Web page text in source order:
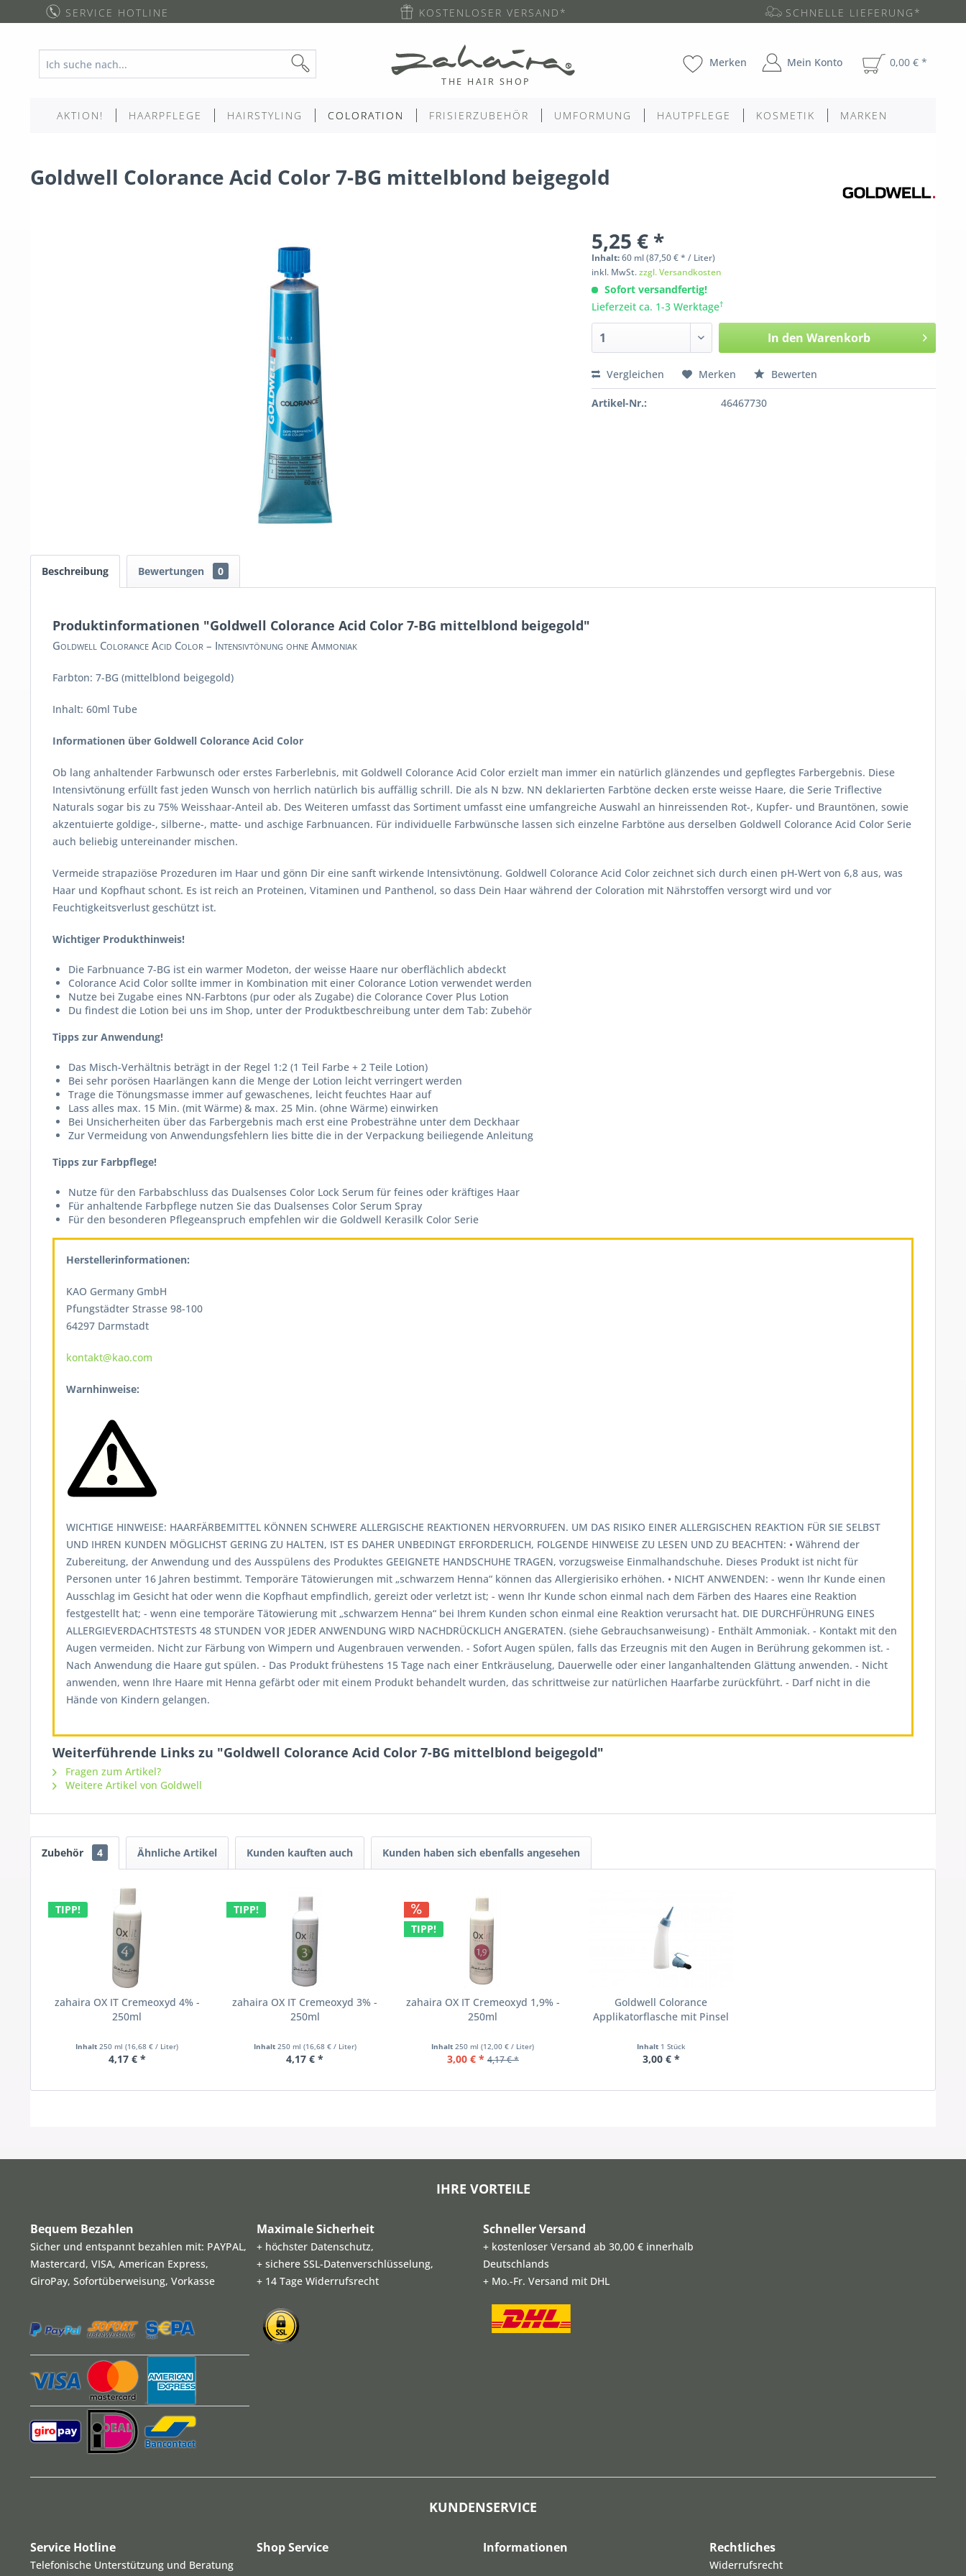
SERVICE HOTLINE KOSTENLOSER VERSAND* SCHNELLE LIEFERUNG*
Merken Mein Konto 0,00 € *
AKTION! HAARPFLEGE HAIRSTYLING COLORATION FRISIERZUBEHÖR UMFORMUNG HAUTPFLEGE KOSMETIK MARKEN
Goldwell Colorance Acid Color 7-BG mittelblond beigegold
5,25 € *
Inhalt:60 ml(87,50 € * / Liter)
inkl. MwSt.zzgl. Versandkosten
Sofort versandfertig!
Lieferzeit ca. 1-3 Werktage†
In den Warenkorb
Vergleichen Merken Bewerten
Artikel-Nr.: 46467730
Beschreibung Bewertungen 0
Produktinformationen "Goldwell Colorance Acid Color 7-BG mittelblond beigegold"
Goldwell Colorance Acid Color – Intensivtönung ohne Ammoniak
Farbton: 7-BG (mittelblond beigegold)
Inhalt: 60ml Tube
Informationen über Goldwell Colorance Acid Color
Ob lang anhaltender Farbwunsch oder erstes Farberlebnis, mit Goldwell Colorance Acid Color erzielt man immer ein natürlich glänzendes und gepflegtes Farbergebnis. Diese
Intensivtönung erfüllt fast jeden Wunsch von herrlich natürlich bis auffällig schrill. Die als N bzw. NN deklarierten Farbtöne decken erste weisse Haare, die Serie Triflective
Naturals sogar bis zu 75% Weisshaar-Anteil ab. Des Weiteren umfasst das Sortiment umfasst eine umfangreiche Auswahl an hinreissenden Rot-, Kupfer- und Brauntönen, sowie
akzentuierte goldige-, silberne-, matte- und aschige Farbnuancen. Für individuelle Farbwünsche lassen sich einzelne Farbtöne aus derselben Goldwell Colorance Acid Color Serie
auch beliebig untereinander mischen.
Vermeide strapaziöse Prozeduren im Haar und gönn Dir eine sanft wirkende Intensivtönung. Goldwell Colorance Acid Color zeichnet sich durch einen pH-Wert von 6,8 aus, was
Haar und Kopfhaut schont. Es ist reich an Proteinen, Vitaminen und Panthenol, so dass Dein Haar während der Coloration mit Nährstoffen versorgt wird und vor
Feuchtigkeitsverlust geschützt ist.
Wichtiger Produkthinweis!
Die Farbnuance 7-BG ist ein warmer Modeton, der weisse Haare nur oberflächlich abdeckt
Colorance Acid Color sollte immer in Kombination mit einer Colorance Lotion verwendet werden
Nutze bei Zugabe eines NN-Farbtons (pur oder als Zugabe) die Colorance Cover Plus Lotion
Du findest die Lotion bei uns im Shop, unter der Produktbeschreibung unter dem Tab: Zubehör
Tipps zur Anwendung!
Das Misch-Verhältnis beträgt in der Regel 1:2 (1 Teil Farbe + 2 Teile Lotion)
Bei sehr porösen Haarlängen kann die Menge der Lotion leicht verringert werden
Trage die Tönungsmasse immer auf gewaschenes, leicht feuchtes Haar auf
Lass alles max. 15 Min. (mit Wärme) & max. 25 Min. (ohne Wärme) einwirken
Bei Unsicherheiten über das Farbergebnis mach erst eine Probesträhne unter dem Deckhaar
Zur Vermeidung von Anwendungsfehlern lies bitte die in der Verpackung beiliegende Anleitung
Tipps zur Farbpflege!
Nutze für den Farbabschluss das Dualsenses Color Lock Serum für feines oder kräftiges Haar
Für anhaltende Farbpflege nutzen Sie das Dualsenses Color Serum Spray
Für den besonderen Pflegeanspruch empfehlen wir die Goldwell Kerasilk Color Serie
Herstellerinformationen:
KAO Germany GmbH
Pfungstädter Strasse 98-100
64297 Darmstadt
kontakt@kao.com
Warnhinweise:
WICHTIGE HINWEISE: HAARFÄRBEMITTEL KÖNNEN SCHWERE ALLERGISCHE REAKTIONEN HERVORRUFEN. UM DAS RISIKO EINER ALLERGISCHEN REAKTION FÜR SIE SELBST
UND IHREN KUNDEN MÖGLICHST GERING ZU HALTEN, IST ES DAHER UNBEDINGT ERFORDERLICH, FOLGENDE HINWEISE ZU LESEN UND ZU BEACHTEN: • Während der
Zubereitung, der Anwendung und des Ausspülens des Produktes GEEIGNETE HANDSCHUHE TRAGEN, vorzugsweise Einmalhandschuhe. Dieses Produkt ist nicht für
Personen unter 16 Jahren bestimmt. Temporäre Tätowierungen mit „schwarzem Henna“ können das Allergierisiko erhöhen. • NICHT ANWENDEN: - wenn Ihr Kunde einen
Ausschlag im Gesicht hat oder wenn die Kopfhaut empfindlich, gereizt oder verletzt ist; - wenn Ihr Kunde schon einmal nach dem Färben des Haares eine Reaktion
festgestellt hat; - wenn eine temporäre Tätowierung mit „schwarzem Henna“ bei Ihrem Kunden schon einmal eine Reaktion verursacht hat. DIE DURCHFÜHRUNG EINES
ALLERGIEVERDACHTSTESTS 48 STUNDEN VOR JEDER ANWENDUNG WIRD NACHDRÜCKLICH ANGERATEN. (siehe Gebrauchsanweisung) - Enthält Ammoniak. - Kontakt mit den
Augen vermeiden. Nicht zur Färbung von Wimpern und Augenbrauen verwenden. - Sofort Augen spülen, falls das Erzeugnis mit den Augen in Berührung gekommen ist. -
Nach Anwendung die Haare gut spülen. - Das Produkt frühestens 15 Tage nach einer Entkräuselung, Dauerwelle oder einer langanhaltenden Glättung anwenden. - Nicht
anwenden, wenn Ihre Haare mit Henna gefärbt oder mit einem Produkt behandelt wurden, das schrittweise zur natürlichen Haarfarbe zurückführt. - Darf nicht in die
Hände von Kindern gelangen.
Weiterführende Links zu "Goldwell Colorance Acid Color 7-BG mittelblond beigegold"
Fragen zum Artikel?
Weitere Artikel von Goldwell
Zubehör 4 Ähnliche Artikel Kunden kauften auch Kunden haben sich ebenfalls angesehen
TIPP!
zahaira OX IT Cremeoxyd 4% -
250ml
Inhalt250 ml(16,68 € / Liter)
4,17 € *
TIPP!
zahaira OX IT Cremeoxyd 3% -
250ml
Inhalt 250 ml (16,68 € / Liter)
4,17 € *
TIPP!
zahaira OX IT Cremeoxyd 1,9% -
250ml
Inhalt250 ml(12,00 € / Liter)
3,00 € * 4,17 € *
Goldwell Colorance
Applikatorflasche mit Pinsel
Inhalt 1 Stück
3,00 € *
IHRE VORTEILE
Bequem Bezahlen
Sicher und entspannt bezahlen mit: PAYPAL,
Mastercard, VISA, American Express,
GiroPay, Sofortüberweisung, Vorkasse
Maximale Sicherheit
+ höchster Datenschutz,
+ sichere SSL-Datenverschlüsselung,
+ 14 Tage Widerrufsrecht
Schneller Versand
+ kostenloser Versand ab 30,00 € innerhalb
Deutschlands
+ Mo.-Fr. Versand mit DHL
KUNDENSERVICE
Service Hotline
Telefonische Unterstützung und Beratung
Shop Service Informationen Rechtliches
Widerrufsrecht